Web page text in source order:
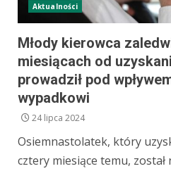
Aktualności
Młody kierowca
miesiącach od
prowadził pod
wypadkowi
24 lipca 2024
Osiemnastolatek, który
cztery miesiące temu,